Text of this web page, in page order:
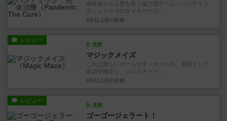
病原体から人類を救う協力型ゲーム『パンデミッ
ク』シリーズのダイスバージ...
8年以上前 の投稿
レビュー
充実
マジックメイズ
これは楽しいゲームです！ゲーム中、原則として
会話や指さし、ジェスチャー...
8年以上前 の投稿
レビュー
充実
ゴーゴージェラート！